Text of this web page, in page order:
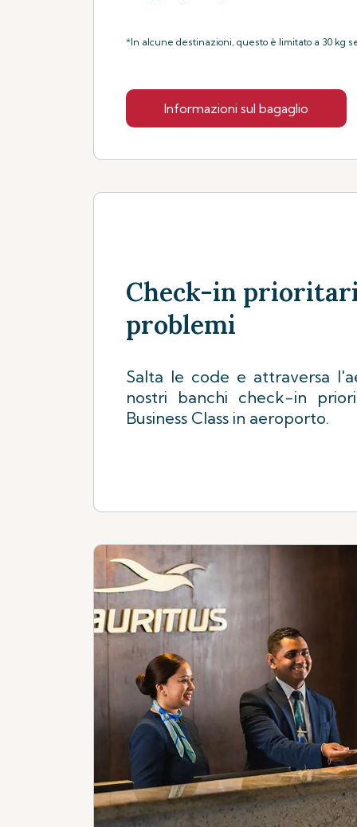
*In alcune destinazioni, questo è limitato a 30 kg
Informazioni sul bagaglio
Check-in
problemi
Salta le code e attraversa
nostri banchi check-in
Business Class in aeroporto.